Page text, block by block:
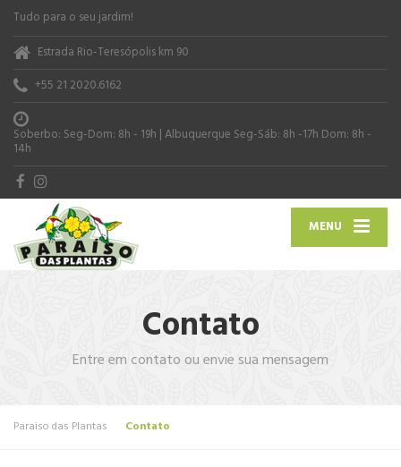
Tudo para o seu jardim!
Estrada Rio-Teresópolis km 90
+55 21 2020.6162
Soberbo: Seg-Dom: 8h - 19h | Albuquerque Seg-Sáb: 8h -17h Dom: 8h -
14h
MENU
Contato
Entre em contato ou envie sua mensagem
Paraiso das Plantas Contato